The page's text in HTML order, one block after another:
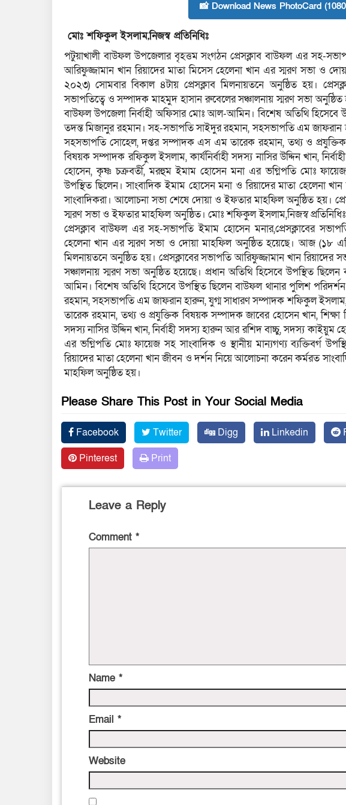
📸 Download News PhotoCard
মোঃ শফিকুল ইসলাম,নিজস্ব প্রতিনিধিঃ
পটুয়াখালী বাউফল উপজেলার বৃহত্তম সংগঠন প্রেসক্লাব বাউফল এর সহ-
আরিফুজ্জামান খান রিয়াদের মাতা মিসেস হেলেনা খান এর স্মরণ সভা ও
২০২৩) সোমবার বিকাল ৪টায় প্রেসক্লাব মিলনায়তনে অনুষ্ঠিত হয়।
সভাপতিত্বে ও সম্পাদক মাহমুদ হাসান রুবেলের সঞ্চালনায় স্মরণ সভা অনুষ্ঠিত
বাউফল উপজেলা নির্বাহী অফিসার মোঃ আল-আমিন। বিশেষ অতিথি হিসেবে
তদন্ত মিজানুর রহমান। সহ-সভাপতি সাইদুর রহমান, সহসভাপতি এম
সহসভাপতি সোহেল, দপ্তর সম্পাদক এস এম তারেক রহমান, তথ্য ও
বিষয়ক সম্পাদক রফিকুল ইসলাম, কার্যনির্বাহী সদস্য নাসির উদ্দিন খান,
হোসেন, কৃষ্ণ চক্রবর্তী, মরহুম ইমাম হোসেন মনা এর ভগ্নিপতি মোঃ ফায়েজ
উপস্থিত ছিলেন। সাংবাদিক ইমাম হোসেন মনা ও রিয়াদের মাতা হেলেনা
সাংবাদিকরা। আলোচনা সভা শেষে দোয়া ও ইফতার মাহফিল অনুষ্ঠিত হয়।
স্মরণ সভা ও ইফতার মাহফিল অনুষ্ঠিত। মোঃ শফিকুল ইসলাম,নিজস্ব
প্রেসক্লাব বাউফল এর সহ-সভাপতি ইমাম হোসেন মনার,প্রেসক্লাবের
হেলেনা খান এর স্মরণ সভা ও দোয়া মাহফিল অনুষ্ঠিত হয়েছে। আজ (১৮
মিলনায়তনে অনুষ্ঠিত হয়। প্রেসক্লাবের সভাপতি আরিফুজ্জামান খান
সঞ্চালনায় স্মরণ সভা অনুষ্ঠিত হয়েছে। প্রধান অতিথি হিসেবে উপস্থিত
আমিন। বিশেষ অতিথি হিসেবে উপস্থিত ছিলেন বাউফল থানার পুলিশ
রহমান, সহসভাপতি এম জাফরান হারুন, যুগ্ম সাধারণ সম্পাদক শফিকুল
তারেক রহমান, তথ্য ও প্রযুক্তিক বিষয়ক সম্পাদক জাবের হোসেন খান, শিক্ষা
সদস্য নাসির উদ্দিন খান, নির্বাহী সদস্য হারুন আর রশিদ বাচ্চু, সদস্য কাইয়ুম
এর ভগ্নিপতি মোঃ ফায়েজ সহ সাংবাদিক ও স্থানীয় মান্যগণ্য ব্যক্তিবর্গ
রিয়াদের মাতা হেলেনা খান জীবন ও দর্শন নিয়ে আলোচনা করেন কর্মরত
মাহফিল অনুষ্ঠিত হয়।
Please Share This Post in Your Social Media
Facebook Twitter Digg Linkedin
Pinterest
Print
Leave a Reply
Comment *
Name *
Email *
Website